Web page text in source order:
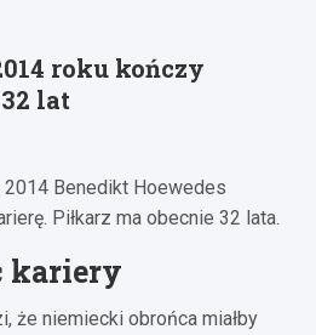
roku kończy
lat
Benedikt Hoewedes
Piłkarz ma obecnie 32 lata.
kariery
że niemiecki obrońca miałby